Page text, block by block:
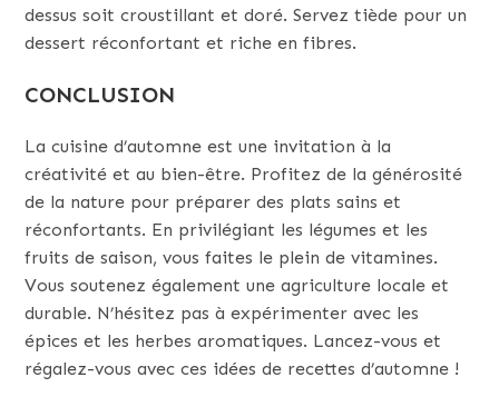
dessus soit croustillant et doré. Servez tiède pour un
dessert réconfortant et riche en fibres.
CONCLUSION
La cuisine d’automne est une invitation à la
créativité et au bien-être. Profitez de la générosité
de la nature pour préparer des plats sains et
réconfortants. En privilégiant les légumes et les
fruits de saison, vous faites le plein de vitamines.
Vous soutenez également une agriculture locale et
durable. N’hésitez pas à expérimenter avec les
épices et les herbes aromatiques. Lancez-vous et
régalez-vous avec ces idées de recettes d’automne !